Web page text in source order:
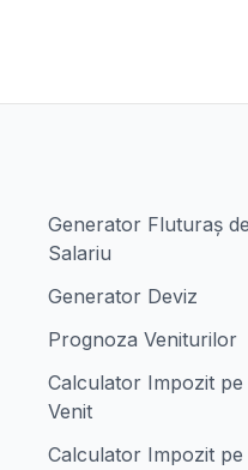
Generator Fluturaș de
Salariu
Generator Deviz
Prognoza Veniturilor
Calculator Impozit pe
Venit
Calculator Impozit pe